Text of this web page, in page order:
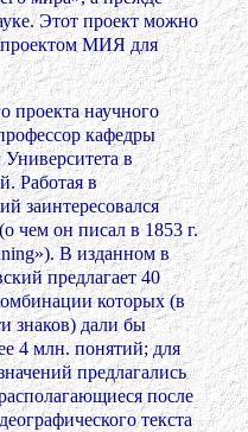
Этот проект можно
проектом МИЯ для
проекта научного
кафедры
Университета в
Работая в
заинтересовался
чем он писал в 1853 г.
В изданном в
предлагает 40
которых (в
знаков) дали бы
4 млн. понятий; для
предлагались
после
текста